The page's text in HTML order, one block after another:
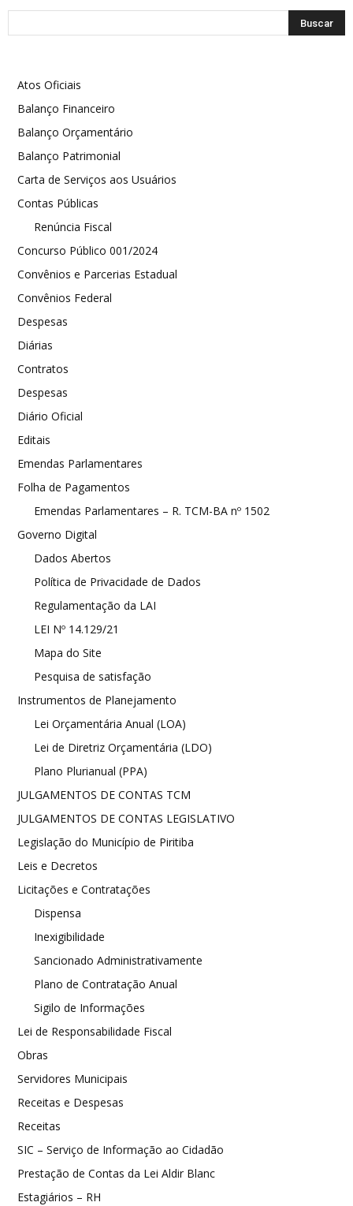
Atos Oficiais
Balanço Financeiro
Balanço Orçamentário
Balanço Patrimonial
Carta de Serviços aos Usuários
Contas Públicas
Renúncia Fiscal
Concurso Público 001/2024
Convênios e Parcerias Estadual
Convênios Federal
Despesas
Diárias
Contratos
Despesas
Diário Oficial
Editais
Emendas Parlamentares
Folha de Pagamentos
Emendas Parlamentares – R. TCM-BA nº 1502
Governo Digital
Dados Abertos
Política de Privacidade de Dados
Regulamentação da LAI
LEI Nº 14.129/21
Mapa do Site
Pesquisa de satisfação
Instrumentos de Planejamento
Lei Orçamentária Anual (LOA)
Lei de Diretriz Orçamentária (LDO)
Plano Plurianual (PPA)
JULGAMENTOS DE CONTAS TCM
JULGAMENTOS DE CONTAS LEGISLATIVO
Legislação do Município de Piritiba
Leis e Decretos
Licitações e Contratações
Dispensa
Inexigibilidade
Sancionado Administrativamente
Plano de Contratação Anual
Sigilo de Informações
Lei de Responsabilidade Fiscal
Obras
Servidores Municipais
Receitas e Despesas
Receitas
SIC – Serviço de Informação ao Cidadão
Prestação de Contas da Lei Aldir Blanc
Estagiários – RH